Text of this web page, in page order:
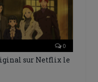
0
sur Netflix le